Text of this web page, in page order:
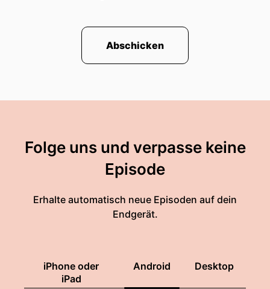
Abschicken
Folge uns und verpasse keine
Episode
Erhalte automatisch neue Episoden auf dein
Endgerät.
iPhone oder
iPad
Android Desktop